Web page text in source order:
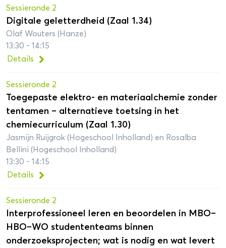
Sessieronde 2
Digitale geletterdheid (Zaal 1.34)
Olaf Wouters (Hanze)
13:30 - 14:15
Details
Sessieronde 2
Toegepaste elektro- en materiaalchemie zonder
tentamen – alternatieve toetsing in het
chemiecurriculum (Zaal 1.30)
Jasmijn Ruijgrok (Hogeschool Inholland) en Rosalba
Bellini (Hogeschool Inholland)
13:30 - 14:15
Details
Sessieronde 2
Interprofessioneel leren en beoordelen in MBO–
HBO–WO studententeams binnen
onderzoeksprojecten; wat is nodig en wat levert